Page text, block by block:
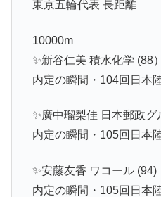
東京五輪代表 長距離
10000m
✨新谷仁美 積水化学 (88）
内定の瞬間・104回日本
✨廣中瑠梨佳 日本郵政グ
内定の瞬間・105回日本
✨安藤友香 ワコール (94)
内定の瞬間・105回日本